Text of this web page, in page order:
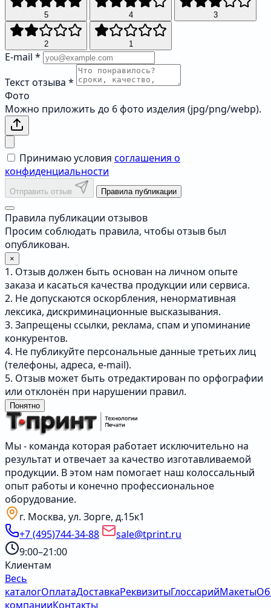
5 4 3
2 1
E-mail *
Текст отзыва *
Фото
Можно приложить до 6 фото изделия (jpg/png/webp).
Принимаю условия соглашения о
конфиденциальности
Отправить отзыв Правила публикации
Правила публикации отзывов
Просим соблюдать правила, чтобы отзыв был
опубликован.
×
1. Отзыв должен быть основан на личном опыте
заказа и касаться качества продукции или сервиса.
2. Не допускаются оскорбления, ненормативная
лексика, дискриминационные высказывания.
3. Запрещены ссылки, реклама, спам и упоминание
конкурентов.
4. Не публикуйте персональные данные третьих лиц
(телефоны, адреса, e-mail).
5. Отзыв может быть отредактирован по орфографии
или отклонён при нарушении правил.
Понятно
Мы - команда которая работает исключительно на
результат и отвечает за качество изготавливаемой
продукции. В этом нам помогает наш колоссальный
опыт работы и конечно профессиональное
оборудование.
г. Москва, ул. Зорге, д.15к1
+7 (495)744-34-88
sale@tprint.ru
9:00–21:00
Клиентам
Весь
каталогОплатаДоставкаРеквизитыГлоссарийМакеты
компанииКонтакты